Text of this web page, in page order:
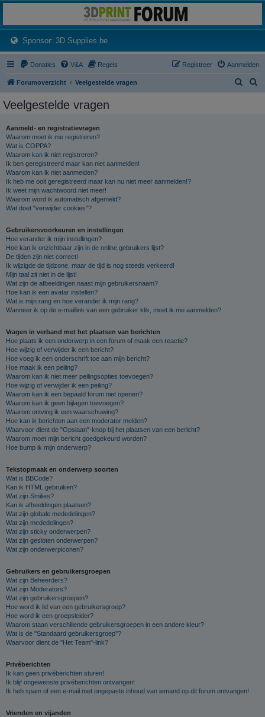
Het 3D print forum van de Benelux na de sluiting van 3dprintforum.nl
Sponsor: 3D Supplies.be(Opens a new tab)
Donaties V&A Regels Aanmelden
Registreer
Forumoverzicht Veelgestelde vragen
Veelgestelde vragen
Aanmeld- en registratievragen
Waarom moet ik me registreren?
Wat is COPPA?
Waarom kan ik niet registreren?
Ik ben geregistreerd maar kan niet aanmelden!
Waarom kan ik niet aanmelden?
Ik heb me ooit geregistreerd maar kan nu niet meer aanmelden!?
Ik weet mijn wachtwoord niet meer!
Waarom word ik automatisch afgemeld?
Wat doet "verwijder cookies"?
Gebruikersvoorkeuren en instellingen
Hoe verander ik mijn instellingen?
Hoe kan ik onzichtbaar zijn in de online gebruikers lijst?
De tijden zijn niet correct!
Ik wijzigde de tijdzone, maar de tijd is nog steeds verkeerd!
Mijn taal zit niet in de lijst!
Wat zijn de afbeeldingen naast mijn gebruikersnaam?
Hoe kan ik een avatar instellen?
Wat is mijn rang en hoe verander ik mijn rang?
Wanneer ik op de e-maillink van een gebruiker klik, moet ik me aanmelden?
Vragen in verband met het plaatsen van berichten
Hoe plaats ik een onderwerp in een forum of maak een reactie?
Hoe wijzig of verwijder ik een bericht?
Hoe voeg ik een onderschrift toe aan mijn bericht?
Hoe maak ik een peiling?
Waarom kan ik niet meer peilingsopties toevoegen?
Hoe wijzig of verwijder ik een peiling?
Waarom kan ik een bepaald forum niet openen?
Waarom kan ik geen bijlagen toevoegen?
Waarom ontving ik een waarschuwing?
Hoe kan ik berichten aan een moderator melden?
Waarvoor dient de "Opslaan"-knop bij het plaatsen van een bericht?
Waarom moet mijn bericht goedgekeurd worden?
Hoe bump ik mijn onderwerp?
Tekstopmaak en onderwerp soorten
Wat is BBCode?
Kan ik HTML gebruiken?
Wat zijn Smilies?
Kan ik afbeeldingen plaatsen?
Wat zijn globale mededelingen?
Wat zijn mededelingen?
Wat zijn sticky onderwerpen?
Wat zijn gesloten onderwerpen?
Wat zijn onderwerpiconen?
Gebruikers en gebruikersgroepen
Wat zijn Beheerders?
Wat zijn Moderators?
Wat zijn gebruikersgroepen?
Hoe word ik lid van een gebruikersgroep?
Hoe word ik een groepsleider?
Waarom staan verschillende gebruikersgroepen in een andere kleur?
Wat is de "Standaard gebruikersgroep"?
Waarvoor dient de "Het Team"-link?
Privéberichten
Ik kan geen privéberichten sturen!
Ik blijf ongewenste privéberichten ontvangen!
Ik heb spam of een e-mail met ongepaste inhoud van iemand op dit forum ontvangen!
Vrienden en vijanden